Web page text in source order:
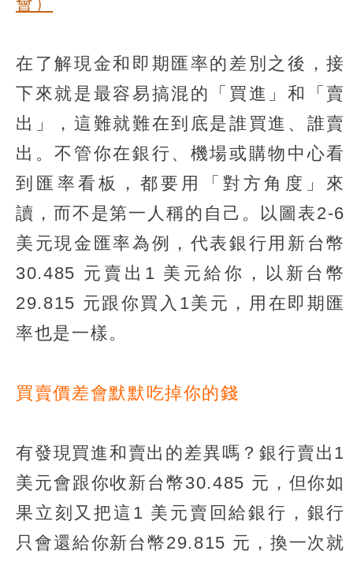
在了解現金和即期匯率的差別之後，接
下來就是最容易搞混的「買進」和「賣
出」，這難就難在到底是誰買進、誰賣
出。不管你在銀行、機場或購物中心看
到匯率看板，都要用「對方角度」來
讀，而不是第一人稱的自己。以圖表2-6
美元現金匯率為例，代表銀行用新台幣
30.485 元賣出1 美元給你，以新台幣
29.815 元跟你買入1美元，用在即期匯
率也是一樣。
買賣價差會默默吃掉你的錢
有發現買進和賣出的差異嗎？銀行賣出1
美元會跟你收新台幣30.485 元，但你如
果立刻又把這1 美元賣回給銀行，銀行
只會還給你新台幣29.815 元，換一次就